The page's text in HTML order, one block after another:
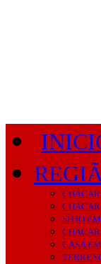
SÍTIO
CASA